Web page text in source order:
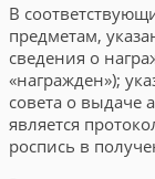
В
предметам,
сведения о
«награжден»);
совета о выдаче
является
роспись в